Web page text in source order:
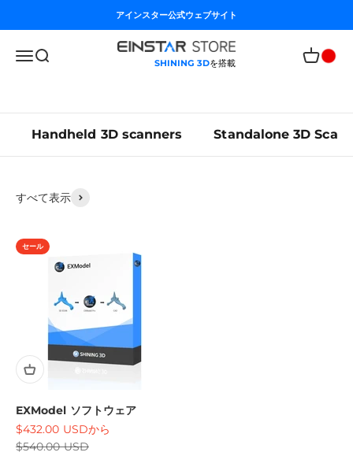
アインスター公式ウェブサイト
メニューを開く
検索を開く Einstar Global Store
SHINING 3Dを搭載
カートを
ル セットを提供します。
Handheld 3D scanners Standalone 3D
すべて表示
セール
EXModel ソフトウェア
セール価格
$432.00 USDから
通常価格
$540.00 USD